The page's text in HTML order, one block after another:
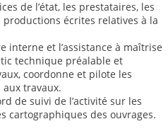
de l’état, les prestataires, les
écrites relatives à la
interne et l’assistance à maîtrise
technique préalable et
coordonne et pilote les
travaux.
de suivi de l’activité sur les
cartographiques des ouvrages.